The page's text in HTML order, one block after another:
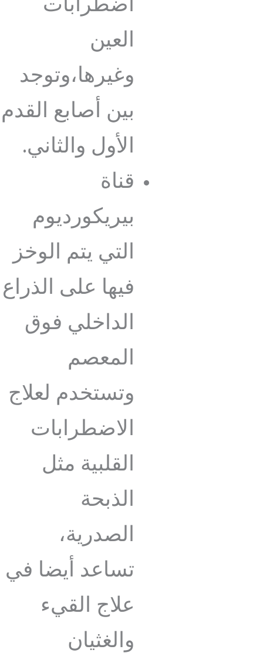
اضطرابات
العين
وغيرها،وتوجد
بين أصابع القدم
الأول والثاني.
قناة
بيريكورديوم
التي يتم الوخز
فيها على الذراع
الداخلي فوق
المعصم
وتستخدم لعلاج
الاضطرابات
القلبية مثل
الذبحة
الصدرية،
تساعد أيضا في
علاج القيء
والغثيان